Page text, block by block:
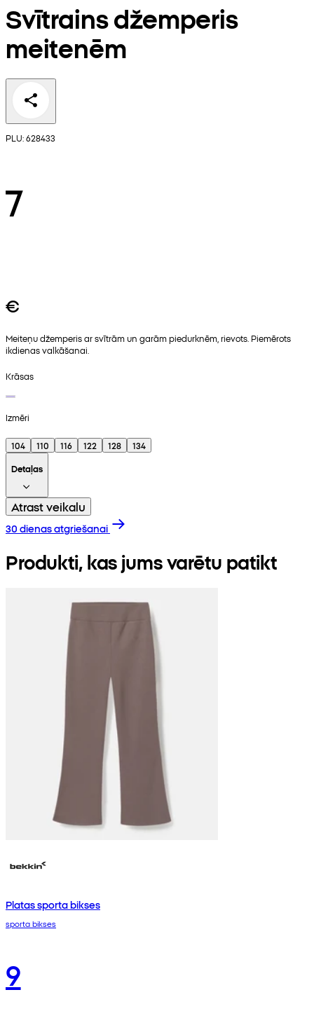
Svītrains džemperis
meitenēm
PLU: 628433
7
€
Meiteņu džemperis ar svītrām un garām piedurknēm, rievots. Piemērots
ikdienas valkāšanai.
Krāsas
Izmēri
104 110 116 122 128
134
Detaļas
Atrast veikalu
30 dienas atgriešanai
Produkti, kas jums varētu patikt
Platas sporta bikses
sporta bikses
9